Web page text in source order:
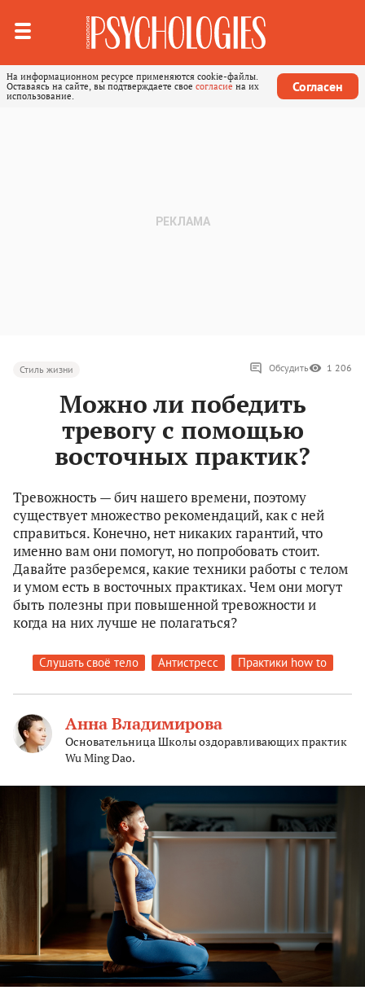
На информационном ресурсе применяются cookie-файлы.
Оставаясь на сайте, вы подтверждаете свое согласие на их
использование.
Согласен
Стиль жизни Обсудить 1 206
Можно ли победить
тревогу с помощью
восточных практик?
Тревожность — бич нашего времени, поэтому
существует множество рекомендаций, как с ней
справиться. Конечно, нет никаких гарантий, что
именно вам они помогут, но попробовать стоит.
Давайте разберемся, какие техники работы с телом
и умом есть в восточных практиках. Чем они могут
быть полезны при повышенной тревожности и
когда на них лучше не полагаться?
Слушать своё тело Антистресс Практики how to
Анна Владимирова
Основательница Школы оздоравливающих практик
Wu Ming Dao.